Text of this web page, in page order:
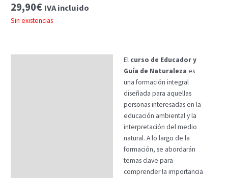
29,90€ IVA incluido
Sin existencias
El curso de Educador y
Guía de Naturaleza es
una formación integral
diseñada para aquellas
personas interesadas en la
educación ambiental y la
interpretación del medio
natural. A lo largo de la
formación, se abordarán
temas clave para
comprender la importancia